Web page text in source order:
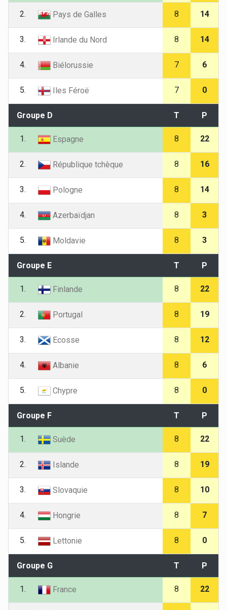
2. Pays de Galles 8 14
3. Irlande du Nord 8 14
4. Biélorussie 7 6
5. Iles Féroë 7 0
Groupe D T P
1. Espagne 8 22
2. République tchèque 8 16
3. Pologne 8 14
4. Azerbaïdjan 8 3
5. Moldavie 8 3
Groupe E T P
1. Finlande 8 22
2. Portugal 8 19
3. Ecosse 8 12
4. Albanie 8 6
5. Chypre 8 0
Groupe F T P
1. Suède 8 22
2. Islande 8 19
3. Slovaquie 8 10
4. Hongrie 8 7
5. Lettonie 8 0
Groupe G T P
1. France 8 22